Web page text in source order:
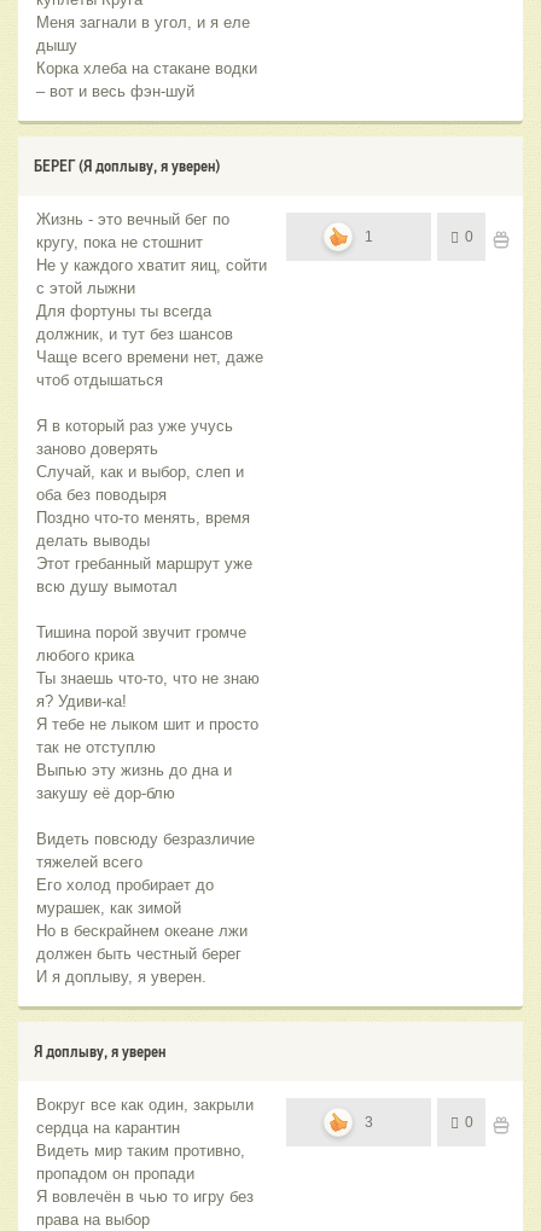
Меня загнали в угол, и я еле
дышу
Корка хлеба на стакане водки
– вот и весь фэн-шуй
БЕРЕГ (Я доплыву, я уверен)
Жизнь - это вечный бег по
кругу, пока не стошнит
Не у каждого хватит яиц, сойти
с этой лыжни
Для фортуны ты всегда
должник, и тут без шансов
Чаще всего времени нет, даже
чтоб отдышаться
Я в который раз уже учусь
заново доверять
Случай, как и выбор, слеп и
оба без поводыря
Поздно что-то менять, время
делать выводы
Этот гребанный маршрут уже
всю душу вымотал
Тишина порой звучит громче
любого крика
Ты знаешь что-то, что не знаю
я? Удиви-ка!
Я тебе не лыком шит и просто
так не отступлю
Выпью эту жизнь до дна и
закушу её дор-блю
Видеть повсюду безразличие
тяжелей всего
Его холод пробирает до
мурашек, как зимой
Но в бескрайнем океане лжи
должен быть честный берег
И я доплыву, я уверен.
1 0
Я доплыву, я уверен
Вокруг все как один, закрыли
сердца на карантин
Видеть мир таким противно,
пропадом он пропади
Я вовлечён в чью то игру без
права на выбор
3 0